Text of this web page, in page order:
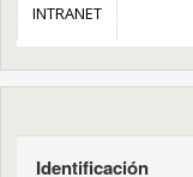
INTRANET
Identificación